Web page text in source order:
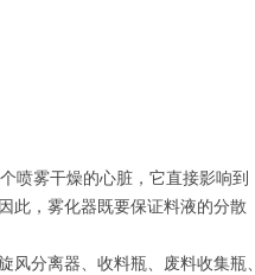
喷雾干燥的心脏，它直接影响到
此，雾化器既要保证料液的分散
分离器、收料瓶、废料收集瓶、